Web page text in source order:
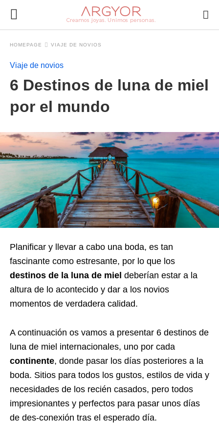
HOMEPAGE VIAJE DE NOVIOS
Viaje de novios
6 Destinos de luna de miel
por el mundo
Planificar y llevar a cabo una boda, es tan
fascinante como estresante, por lo que los
destinos de la luna de miel deberían estar a la
altura de lo acontecido y dar a los novios
momentos de verdadera calidad.
A continuación os vamos a presentar 6 destinos de
luna de miel internacionales, uno por cada
continente, donde pasar los días posteriores a la
boda. Sitios para todos los gustos, estilos de vida y
necesidades de los recién casados, pero todos
impresionantes y perfectos para pasar unos días
de des-conexión tras el esperado día.